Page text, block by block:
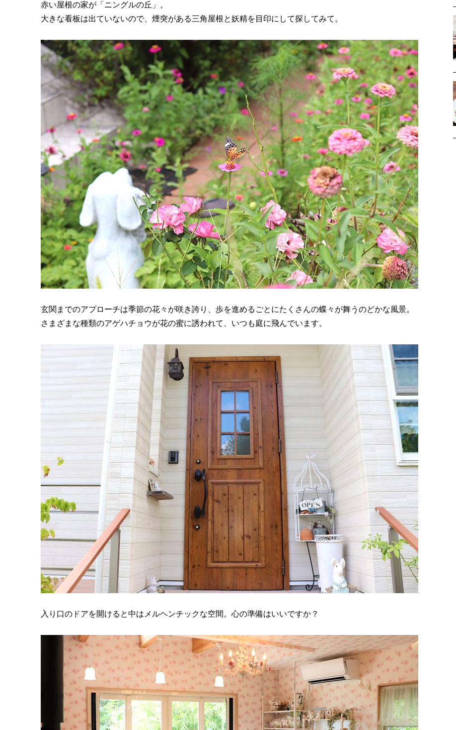
赤い屋根の家が「ニングルの丘」。
大きな看板は出ていないので、煙突がある三角屋根と妖精を目印にして探してみて。
玄関までのアプローチは季節の花々が咲き誇り、歩を進めるごとにたくさんの蝶々が舞うのどかな風景。
さまざまな種類のアゲハチョウが花の蜜に誘われて、いつも庭に飛んでいます。
入り口のドアを開けると中はメルヘンチックな空間。心の準備はいいですか？